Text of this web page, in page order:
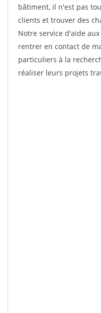
bâtiment, il n'est pas
clients et trouver des
Notre service d'aide
rentrer en contact de
particuliers à la
réaliser leurs projets